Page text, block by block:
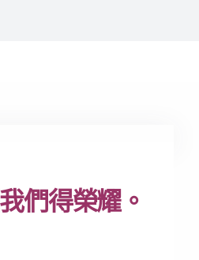
們得榮耀。